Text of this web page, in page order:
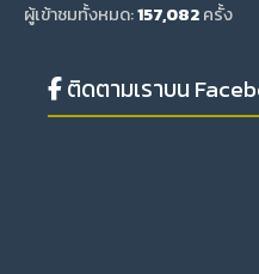
ผู้เข้าชมทั้งหมด:157,082ครั้ง
ติดตามเราบน